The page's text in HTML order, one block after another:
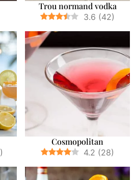
Trou normand vodka
3.6 (42)
)
Cosmopolitan
4.2 (28)